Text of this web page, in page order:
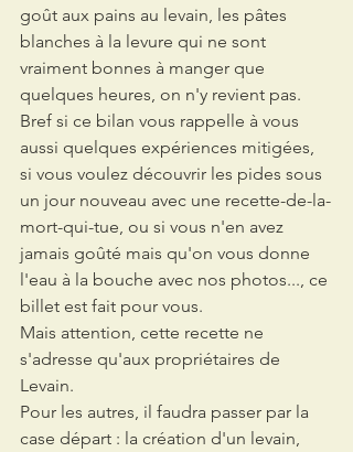
goût aux pains au levain, les pâtes
blanches à la levure qui ne sont
vraiment bonnes à manger que
quelques heures, on n'y revient pas.
Bref si ce bilan vous rappelle à vous
aussi quelques expériences mitigées,
si vous voulez découvrir les pides sous
un jour nouveau avec une recette-de-la-
mort-qui-tue, ou si vous n'en avez
jamais goûté mais qu'on vous donne
l'eau à la bouche avec nos photos..., ce
billet est fait pour vous.
Mais attention, cette recette ne
s'adresse qu'aux propriétaires de
Levain.
Pour les autres, il faudra passer par la
case départ : la création d'un levain,